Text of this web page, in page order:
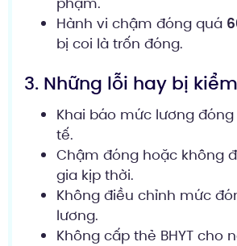
Hành vi chậm đóng quá
bị coi là trốn đóng.
3. Những lỗi hay bị
Khai báo mức lương
tế.
Chậm đóng hoặc không
gia kịp thời.
Không điều chỉnh mức
lương.
Không cấp thẻ BHYT cho